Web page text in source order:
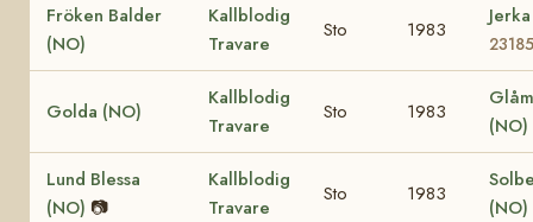
Fröken Balder
(NO)
Kallblodig
Travare
Sto 1983
23185
Golda (NO)
Kallblodig
Travare
Sto 1983
(NO)
Lund Blessa
(NO) 📷
Kallblodig
Travare
Sto 1983
(NO)